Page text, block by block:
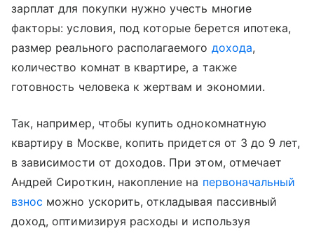
зарплат для покупки нужно учесть многие
факторы: условия, под которые берется ипотека,
размер реального располагаемого дохода,
количество комнат в квартире, а также
готовность человека к жертвам и экономии.
Так, например, чтобы купить однокомнатную
квартиру в Москве, копить придется от 3 до 9 лет,
в зависимости от доходов. При этом, отмечает
Андрей Сироткин, накопление на первоначальный
взнос можно ускорить, откладывая пассивный
доход, оптимизируя расходы и используя